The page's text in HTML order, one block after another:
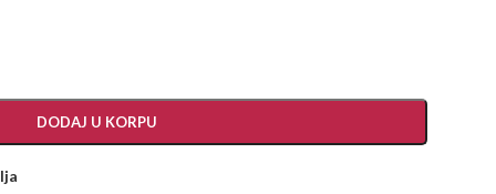
DODAJ U KORPU